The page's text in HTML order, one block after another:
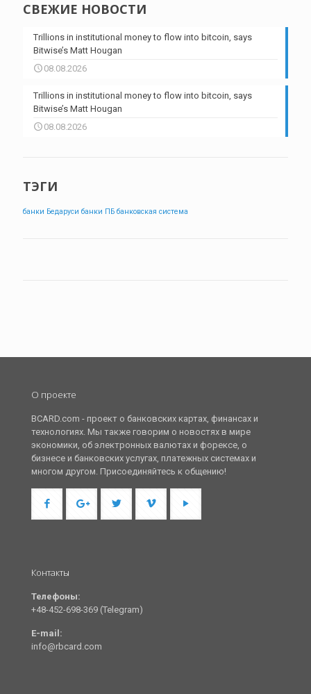
СВЕЖИЕ НОВОСТИ
Trillions in institutional money to flow into bitcoin, says
Bitwise’s Matt Hougan
08.08.2026
Trillions in institutional money to flow into bitcoin, says
Bitwise’s Matt Hougan
08.08.2026
ТЭГИ
банки Бедаруси банки ПБ банковская система
О проекте
BCARD.com - проект о банковских картах, финансах и
технологиях. Мы также говорим о новостях в мире
экономики, об электронных валютах и форексе, о
бизнесе и банковских услугах, платежных системах и
многом другом. Присоединяйтесь к общению!
Контакты
Телефоны:
+48-452-698-369 (Telegram)
E-mail:
info@rbcard.com